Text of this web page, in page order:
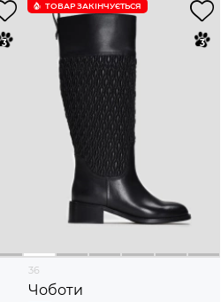
ТОВАР ЗАКІНЧУЄTЬСЯ
36
Чоботи